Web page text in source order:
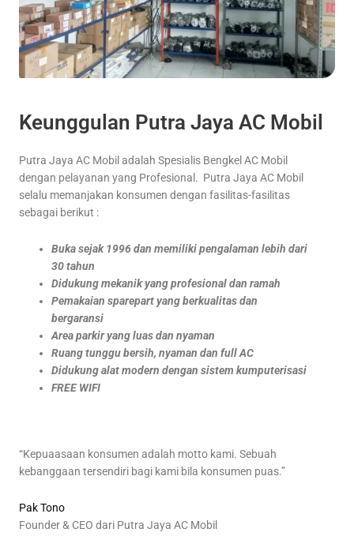
Keunggulan Putra Jaya AC Mobil
Putra Jaya AC Mobil adalah Spesialis Bengkel AC Mobil
dengan pelayanan yang Profesional. Putra Jaya AC Mobil
selalu memanjakan konsumen dengan fasilitas-fasilitas
sebagai berikut :
Buka sejak 1996 dan memiliki pengalaman lebih dari
30 tahun
Didukung mekanik yang profesional dan ramah
Pemakaian sparepart yang berkualitas dan
bergaransi
Area parkir yang luas dan nyaman
Ruang tunggu bersih, nyaman dan full AC
Didukung alat modern dengan sistem kumputerisasi
FREE WIFI
“Kepuaasaan konsumen adalah motto kami. Sebuah
kebanggaan tersendiri bagi kami bila konsumen puas.”
Pak Tono
Founder & CEO dari Putra Jaya AC Mobil